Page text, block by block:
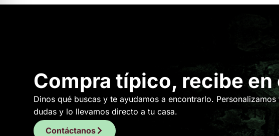
Compra típico, recibe en
Dinos qué buscas y te ayudamos a encontrarlo.
dudas y lo llevamos directo a tu casa.
Contáctanos